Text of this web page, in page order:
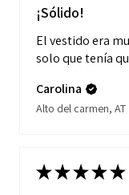
¡Sólido!
El vestido era
solo que tenía
Carolina
Alto del carmen, AT
★★★★★